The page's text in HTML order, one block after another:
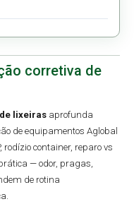
corretiva de
lixeiras aprofunda
de equipamentos Aglobal
rodízio container, reparo vs
— odor, pragas,
de rotina